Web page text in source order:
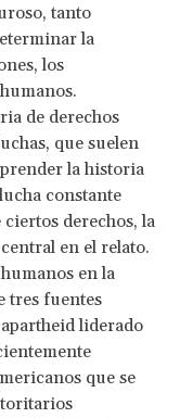
tanto
la
los
de derechos
que suelen
la historia
constante
derechos, la
en el relato.
en la
tres fuentes
liderado
que se